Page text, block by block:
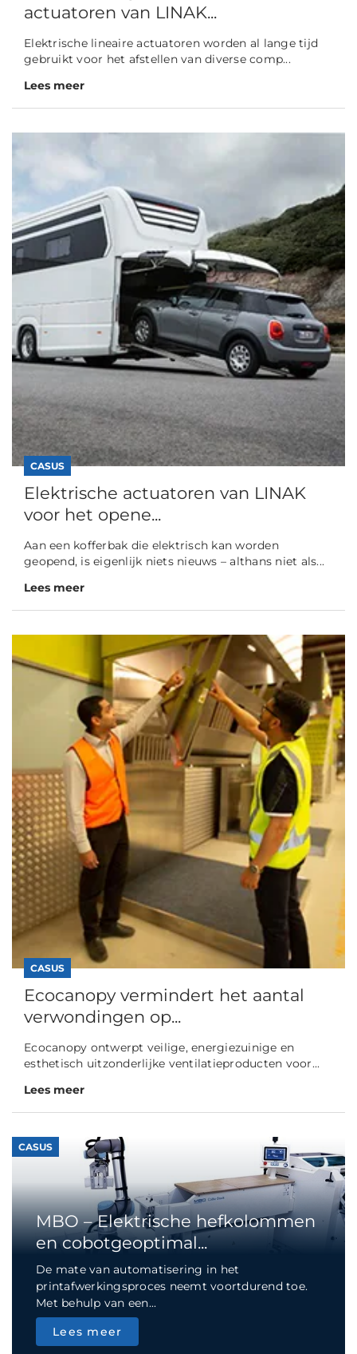
actuatoren van LINAK...
Elektrische lineaire actuatoren worden al lange tijd
gebruikt voor het afstellen van diverse comp...
Lees meer
CASUS
Elektrische actuatoren van LINAK
voor het opene...
Aan een kofferbak die elektrisch kan worden
geopend, is eigenlijk niets nieuws – althans niet als...
Lees meer
CASUS
Ecocanopy vermindert het aantal
verwondingen op...
Ecocanopy ontwerpt veilige, energiezuinige en
esthetisch uitzonderlijke ventilatieproducten voor...
Lees meer
CASUS
MBO – Elektrische hefkolommen
en cobotgeoptimal...
De mate van automatisering in het
printafwerkingsproces neemt voortdurend toe.
Met behulp van een...
Lees meer